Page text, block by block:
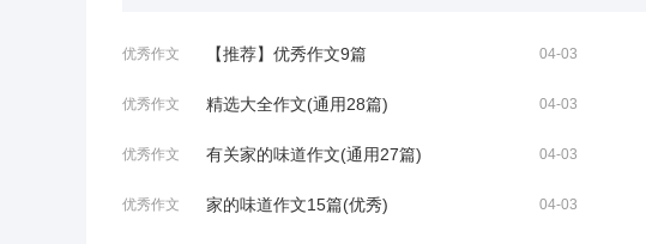
优秀作文 【推荐】优秀作文9篇 04-03
优秀作文 精选大全作文(通用28篇) 04-03
优秀作文 有关家的味道作文(通用27篇) 04-03
优秀作文 家的味道作文15篇(优秀) 04-03